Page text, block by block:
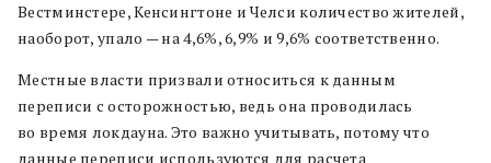
Вестминстере, Кенсингтоне и Челси количество жителей,
наоборот, упало — на 4,6%, 6,9% и 9,6% соответственно.
Местные власти призвали относиться к данным
переписи с осторожностью, ведь она проводилась
во время локдауна. Это важно учитывать, потому что
данные переписи используются для расчета